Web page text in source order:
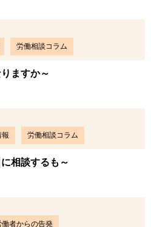
労働相談コラム
ますか～
報 労働相談コラム
相談するも～
働者からの告発